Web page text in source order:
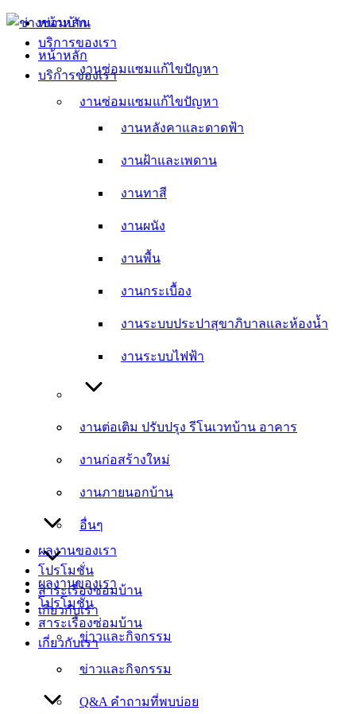
Skip
content
หน้าหลัก
บริการของเรา
งานซ่อมแซมแก้ไขปัญหา
งานหลังคาและดาดฟ้า
งานฝ้าและเพดาน
งานทาสี
งานผนัง
งานพื้น
งานกระเบื้อง
งานระบบประปาสุขาภิบาลและห้องน้ำ
งานระบบไฟฟ้า
งานต่อเติม ปรับปรุง รีโนเวทบ้าน อาคาร
งานก่อสร้างใหม่
งานภายนอกบ้าน
อื่นๆ
ผลงานของเรา
โปรโมชั่น
สาระเรื่องซ่อมบ้าน
เกี่ยวกับเรา
ข่าวและกิจกรรม
Q&A คำถามที่พบบ่อย
หน้าหลัก
บริการของเรา
งานซ่อมแซมแก้ไขปัญหา
งานหลังคาและดาดฟ้า
งานฝ้าและเพดาน
งานทาสี
งานผนัง
งานพื้น
งานกระเบื้อง
งานระบบประปาสุขาภิบาลและห้องน้ำ
งานระบบไฟฟ้า
งานต่อเติม ปรับปรุง รีโนเวทบ้าน อาคาร
งานก่อสร้างใหม่
งานภายนอกบ้าน
อื่นๆ
ผลงานของเรา
โปรโมชั่น
สาระเรื่องซ่อมบ้าน
เกี่ยวกับเรา
ข่าวและกิจกรรม
Q&A คำถามที่พบบ่อย